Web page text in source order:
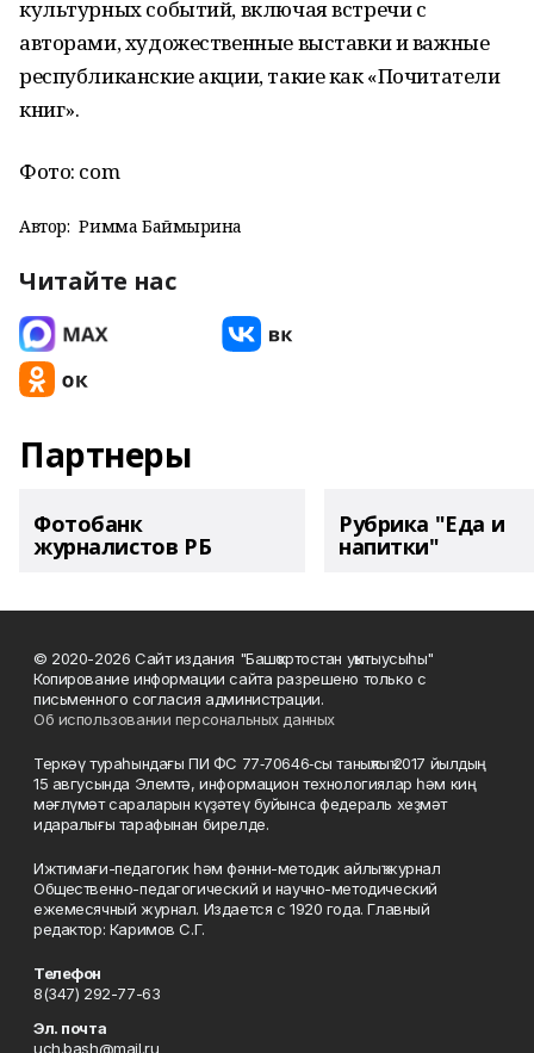
культурных событий, включая встречи с
авторами, художественные выставки и важные
республиканские акции, такие как «Почитатели
книг».
Фото: com
Автор: Римма Баймырҙина
Читайте нас
Партнеры
Фотобанк
журналистов РБ
Рубрика "Еда и
напитки"
© 2020-2026 Сайт издания "Башҡортостан уҡытыусыһы"
Копирование информации сайта разрешено только с
письменного согласия администрации.
Об использовании персональных данных
Теркәү тураһындағы ПИ ФС 77‑70646‑сы таныҡлыҡ 2017 йылдың
15 авгусында Элемтә, информацион технологиялар һәм киң
мәғлүмәт сараларын күҙәтеү буйынса федераль хеҙмәт
идаралығы тарафынан бирелде.
Ижтимағи-педагогик һәм фәнни-методик айлыҡ журнал
Общественно-педагогический и научно-методический
ежемесячный журнал. Издается с 1920 года. Главный
редактор: Каримов С.Г.
Телефон
8(347) 292-77-63
Эл. почта
uch.bash@mail.ru